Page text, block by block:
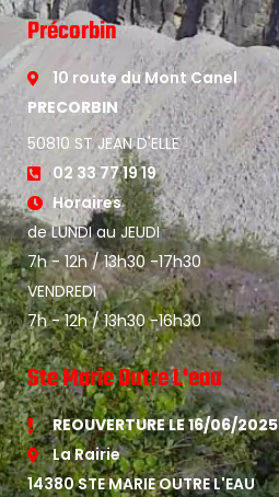
Précorbin
10 route du Mont Canel
PRECORBIN
50810 ST JEAN D'ELLE
02 33 77 19 19
Horaires
de LUNDI au JEUDI
7h - 12h / 13h30 -17h30
VENDREDI
7h - 12h / 13h30 -16h30
Ste Marie Outre L'eau
REOUVERTURE LE 16/06/2025
La Rairie
14380 STE MARIE OUTRE L'EAU